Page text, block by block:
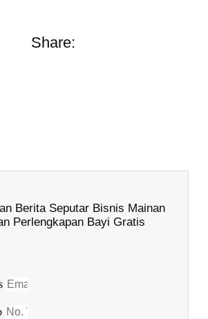
Share:
Berita Seputar Bisnis Mainan
Perlengkapan Bayi Gratis